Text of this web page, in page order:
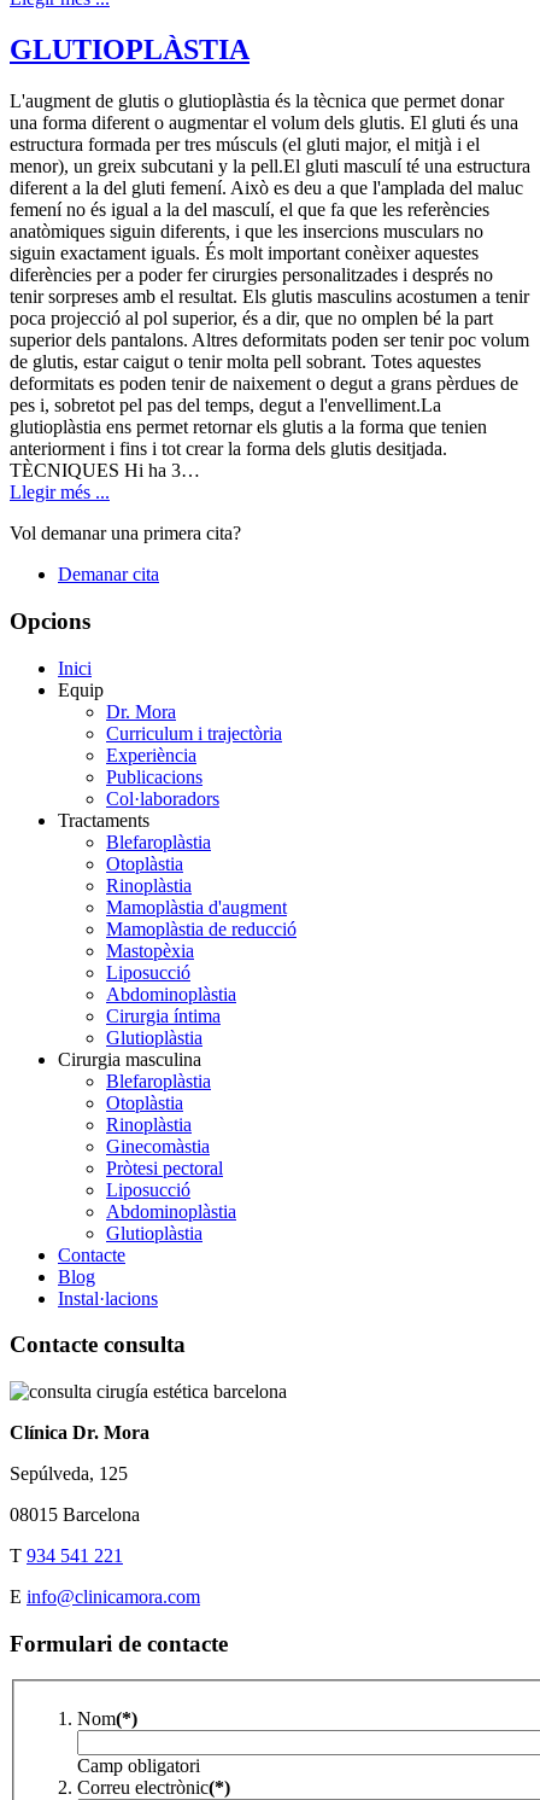
GLUTIOPLÀSTIA
L'augment de glutis o glutioplàstia és la tècnica que permet donar
una forma diferent o augmentar el volum dels glutis. El gluti és una
estructura formada per tres músculs (el gluti major, el mitjà i el
menor), un greix subcutani y la pell.El gluti masculí té una estructura
diferent a la del gluti femení. Això es deu a que l'amplada del maluc
femení no és igual a la del masculí, el que fa que les referències
anatòmiques siguin diferents, i que les insercions musculars no
siguin exactament iguals. És molt important conèixer aquestes
diferències per a poder fer cirurgies personalitzades i després no
tenir sorpreses amb el resultat. Els glutis masculins acostumen a tenir
poca projecció al pol superior, és a dir, que no omplen bé la part
superior dels pantalons. Altres deformitats poden ser tenir poc volum
de glutis, estar caigut o tenir molta pell sobrant. Totes aquestes
deformitats es poden tenir de naixement o degut a grans pèrdues de
pes i, sobretot pel pas del temps, degut a l'envelliment.La
glutioplàstia ens permet retornar els glutis a la forma que tenien
anteriorment i fins i tot crear la forma dels glutis desitjada.
TÈCNIQUES Hi ha 3…
Llegir més ...
Vol demanar una primera cita?
Demanar cita
Opcions
Inici
Equip
Dr. Mora
Curriculum i trajectòria
Experiència
Publicacions
Col·laboradors
Tractaments
Blefaroplàstia
Otoplàstia
Rinoplàstia
Mamoplàstia d'augment
Mamoplàstia de reducció
Mastopèxia
Liposucció
Abdominoplàstia
Cirurgia íntima
Glutioplàstia
Cirurgia masculina
Blefaroplàstia
Otoplàstia
Rinoplàstia
Ginecomàstia
Pròtesi pectoral
Liposucció
Abdominoplàstia
Glutioplàstia
Contacte
Blog
Instal·lacions
Contacte consulta
Clínica Dr. Mora
Sepúlveda, 125
08015 Barcelona
T 934 541 221
E info@clinicamora.com
Formulari de contacte
Nom(*)
Camp obligatori
Correu electrònic(*)